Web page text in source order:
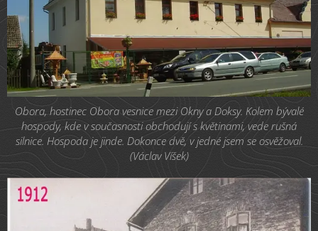
Obora, hostinec Obora vesnice mezi Okny a Doksy. Kolem bývalé
hospody, kde v současnosti obchodují s květinami, vede rušná
silnice. Hospoda je jinde. Dokonce dvě, v jedné jsem se osvěžoval.
(Václav Víšek)